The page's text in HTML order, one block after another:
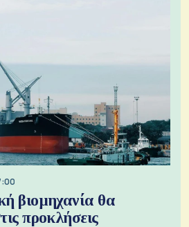
βιομηχανία θα
προκλήσεις